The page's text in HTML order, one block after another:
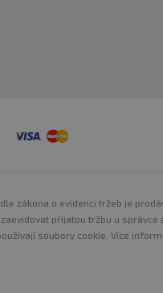
zákona o evidenci tržeb je
přijatou tržbu u správce
soubory cookie. Více